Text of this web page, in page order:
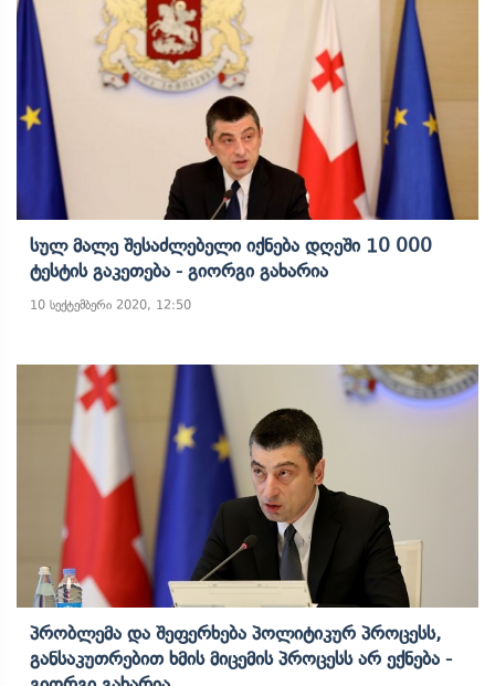
Სულ Მალე Შესაძლებელი Იქნება Დღეში 10 000
Ტესტის Გაკეთება - Გიორგი Გახარია
10 სექტემბერი 2020, 12:50
Პრობლემა Და Შეფერხება Პოლიტიკურ Პროცესს,
Განსაკუთრებით Ხმის Მიცემის Პროცესს Არ Ექნება -